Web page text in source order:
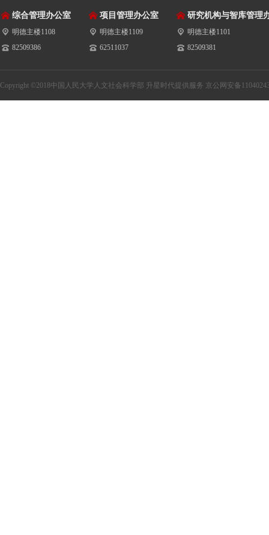
综合管理办公室
明德主楼1108
82509386
项目管理办公室
明德主楼1109
62511037
研究机构与智库管理
明德主楼1101
82509381
Copyright ©2018中国人民大学人文社会科学部 升星时代提供服务 京公网安备